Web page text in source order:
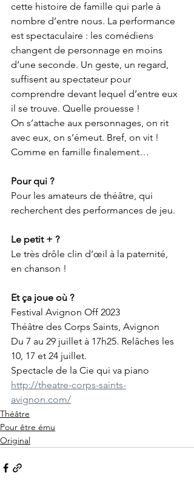
cette histoire de famille qui parle à
nombre d’entre nous. La performance
est spectaculaire : les comédiens
changent de personnage en moins
d’une seconde. Un geste, un regard,
suffisent au spectateur pour
comprendre devant lequel d’entre eux
il se trouve. Quelle prouesse !
On s’attache aux personnages, on rit
avec eux, on s’émeut. Bref, on vit !
Comme en famille finalement…
Pour qui ?
Pour les amateurs de théâtre, qui
recherchent des performances de jeu.
Le petit + ?
Le très drôle clin d’œil à la paternité,
en chanson !
Et ça joue où ?
Festival Avignon Off 2023
Théâtre des Corps Saints, Avignon
Du 7 au 29 juillet à 17h25. Relâches les
10, 17 et 24 juillet.
Spectacle de la Cie qui va piano
http://theatre-corps-saints-
avignon.com/
Théâtre
Pour être ému
Original